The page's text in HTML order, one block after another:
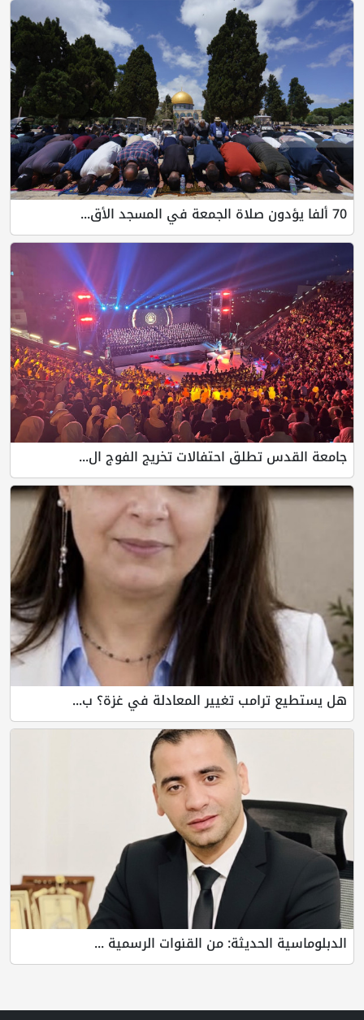
70 ألفا يؤدون صلاة الجمعة في المسجد الأق...
جامعة القدس تطلق احتفالات تخريج الفوج ال...
هل يستطيع ترامب تغيير المعادلة في غزة؟ ب...
الدبلوماسية الحديثة: من القنوات الرسمية ...